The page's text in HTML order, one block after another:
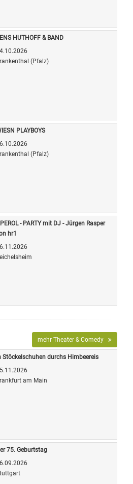
HUTHOFF & BAND
(Pfalz)
PLAYBOYS
(Pfalz)
- PARTY mit DJ - Jürgen Rasper
hr1
mehr Theater & Comedy
Stöckelschuhen durchs Himbeereis
am Main
75. Geburtstag